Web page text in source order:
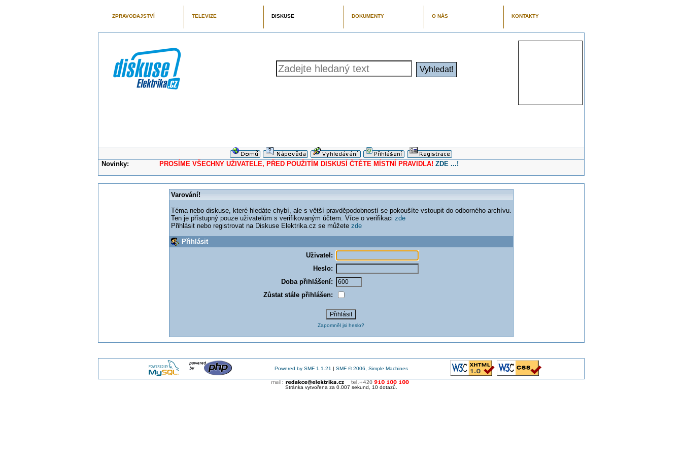
ZPRAVODAJSTVÍ TELEVIZE DISKUSE DOKUMENTY O NÁS KONTAKTY
Novinky: PROSÍME VŠECHNY UŽIVATELE, PŘED POUŽITÍM DISKUSÍ ČTĚTE MÍSTNÍ PRAVIDLA! ZDE ...!
Varování!
Téma nebo diskuse, které hledáte chybí, ale s větší pravděpodobností se pokoušíte vstoupit do odborného archívu.
Ten je přístupný pouze uživatelům s verifikovaným účtem. Více o verifikaci zde
Přihlásit nebo registrovat na Diskuse Elektrika.cz se můžete zde
Přihlásit
Uživatel:
Heslo:
Doba přihlášení:
Zůstat stále přihlášen:
Zapomněl jsi heslo?
Powered by SMF 1.1.21 | SMF © 2006, Simple Machines
Stránka vytvořena za 0.007 sekund, 10 dotazů.